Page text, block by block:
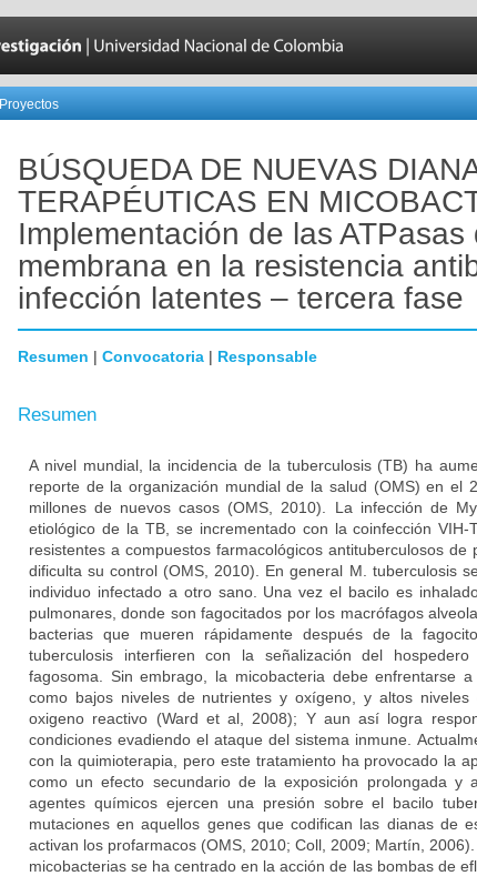
Proyectos
BÚSQUEDA DE NUEVAS
TERAPÉUTICAS EN
Implementación de las ATPasas
membrana en la resistencia
infección latentes – tercera fase
Resumen | Convocatoria | Responsable
Resumen
A nivel mundial, la incidencia de la tuberculosis (TB) ha
reporte de la organización mundial de la salud (OMS) en el
millones de nuevos casos (OMS, 2010). La infección de
etiológico de la TB, se incrementado con la coinfección
resistentes a compuestos farmacológicos antituberculosos
dificulta su control (OMS, 2010). En general M. tuberculosis
individuo infectado a otro sano. Una vez el bacilo es
pulmonares, donde son fagocitados por los macrófagos
bacterias que mueren rápidamente después de la
tuberculosis interfieren con la señalización del
fagosoma. Sin embrago, la micobacteria debe enfrentarse
como bajos niveles de nutrientes y oxígeno, y altos
oxigeno reactivo (Ward et al, 2008); Y aun así logra
condiciones evadiendo el ataque del sistema inmune.
con la quimioterapia, pero este tratamiento ha provocado la
como un efecto secundario de la exposición prolongada y
agentes químicos ejercen una presión sobre el bacilo
mutaciones en aquellos genes que codifican las dianas de
activan los profarmacos (OMS, 2010; Coll, 2009; Martín,
micobacterias se ha centrado en la acción de las bombas de